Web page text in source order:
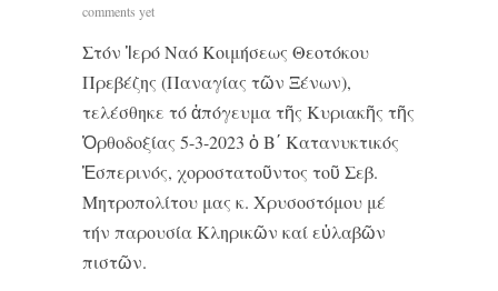
comments yet
Στόν Ἱερό Ναό Κοιμήσεως Θεοτόκου
Πρεβέζης (Παναγίας τῶν Ξένων),
τελέσθηκε τό ἀπόγευμα τῆς Κυριακῆς τῆς
Ὀρθοδοξίας 5-3-2023 ὁ Β΄ Κατανυκτικός
Ἑσπερινός, χοροστατοῦντος τοῦ Σεβ.
Μητροπολίτου μας κ. Χρυσοστόμου μέ
τήν παρουσία Κληρικῶν καί εὐλαβῶν
πιστῶν.